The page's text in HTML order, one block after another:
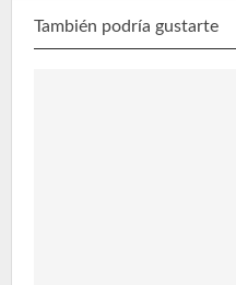
También podría gustarte